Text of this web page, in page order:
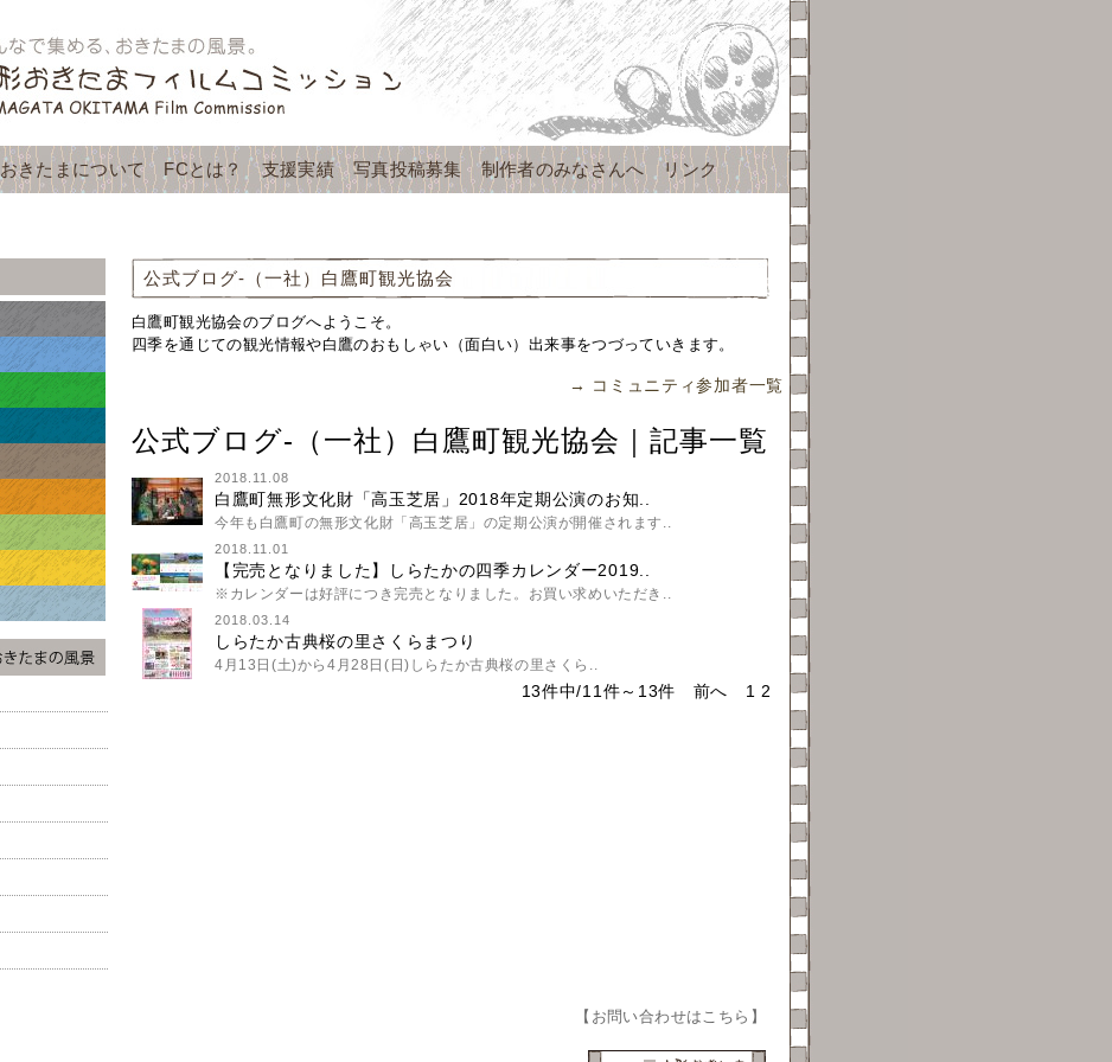
おきたまについて FCとは？ 支援実績 写真投稿募集 制作者のみなさんへ リンク
公式ブログ-（一社）白鷹町観光協会
白鷹町観光協会のブログへようこそ。
四季を通じての観光情報や白鷹のおもしゃい（面白い）出来事をつづっていきます。
→ コミュニティ参加者一覧
公式ブログ-（一社）白鷹町観光協会｜記事一覧
2018.11.08
白鷹町無形文化財「高玉芝居」2018年定期公演のお知..
今年も白鷹町の無形文化財「高玉芝居」の定期公演が開催されます..
2018.11.01
【完売となりました】しらたかの四季カレンダー2019..
※カレンダーは好評につき完売となりました。お買い求めいただき..
2018.03.14
しらたか古典桜の里さくらまつり
4月13日(土)から4月28日(日)しらたか古典桜の里さくら..
13件中/11件～13件 前へ 1 2
【 お問い合わせはこちら 】